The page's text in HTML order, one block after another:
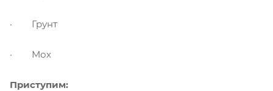
· Грунт
· Мох
Приступим: